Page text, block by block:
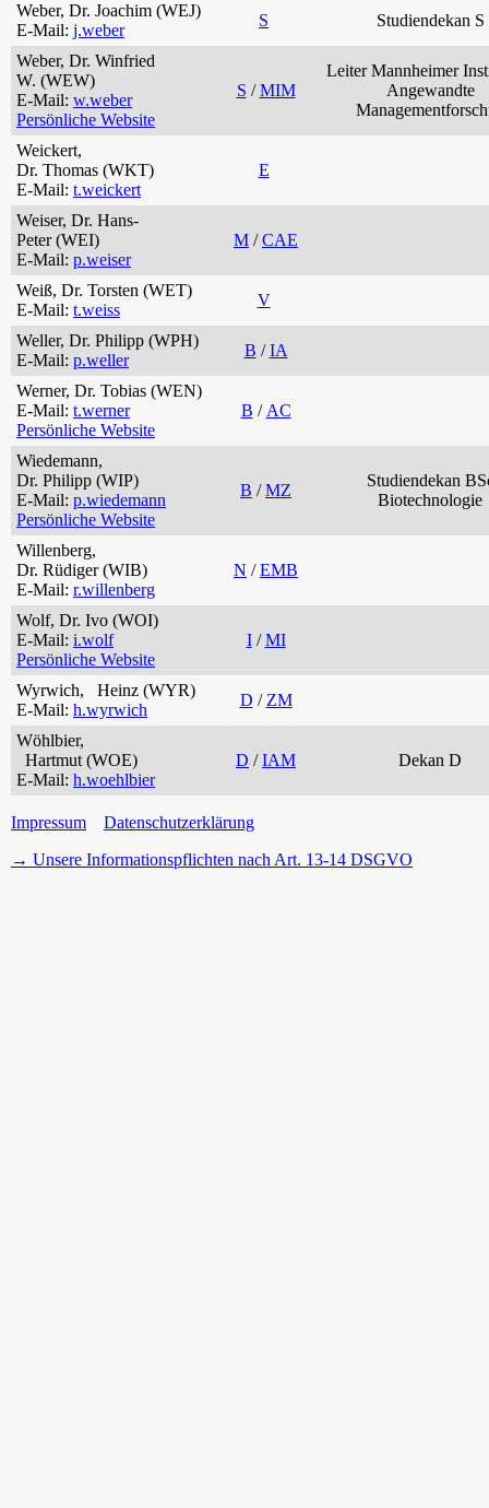
Weber, Dr. Joachim (WEJ)
E-Mail: j.weber
S Studiendekan S
Weber, Dr. Winfried
W. (WEW)
E-Mail: w.weber
Persönliche Website
S /MIM
Leiter Mannheimer
Angewandte
Weickert,
Dr. Thomas (WKT)
E-Mail: t.weickert
E
Weiser, Dr. Hans-
Peter (WEI)
E-Mail: p.weiser
M /CAE
Weiß, Dr. Torsten (WET)
E-Mail: t.weiss
V
Weller, Dr. Philipp (WPH)
E-Mail: p.weller
B /IA
Werner, Dr. Tobias (WEN)
E-Mail: t.werner
Persönliche Website
B / AC
Wiedemann,
Dr. Philipp (WIP)
E-Mail: p.wiedemann
Persönliche Website
B /MZ
Studiendekan
Biotechnologie
Willenberg,
Dr. Rüdiger (WIB)
E-Mail: r.willenberg
N /EMB
Wolf, Dr. Ivo (WOI)
E-Mail: i.wolf
Persönliche Website
I/MI
Wyrwich, Heinz (WYR)
E-Mail: h.wyrwich
D / ZM
Wöhlbier,
Hartmut (WOE)
E-Mail: h.woehlbier
D /IAM Dekan D
Impressum
Datenschutzerklärung
→ Unsere Informationspflichten nach Art. 13-14 DSGVO